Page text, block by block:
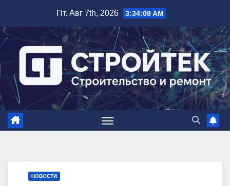
содержимому
Пт. Авг 7th, 2026 3:34:09 AM
НОВОСТИ